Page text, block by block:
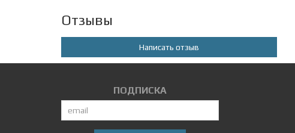
Отзывы
Написать отзыв
ПОДПИСКА